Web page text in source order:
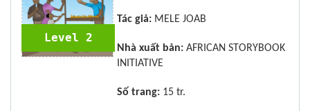
Level 2
Tác giả: MELE JOAB
Nhà xuất bản: AFRICAN STORYBOOK
INITIATIVE
Số trang: 15 tr.